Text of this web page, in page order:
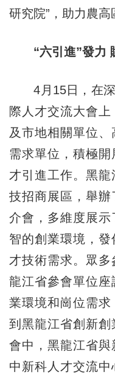
研究院”，助力農高
“六引進”發力
4月15日，在深
際人才交流大會
及市地相關單位
需求單位，積極開
才引進工作。黑
技招商展區，舉
介會，多維度展示
智的創業環境，發
才技術需求。眾
龍江省參會單位座
業環境和崗位需
到黑龍江省創新
會中，黑龍江省
中新科人才交流